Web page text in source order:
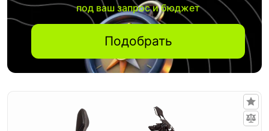
под ваш запрос и бюджет
Подобрать